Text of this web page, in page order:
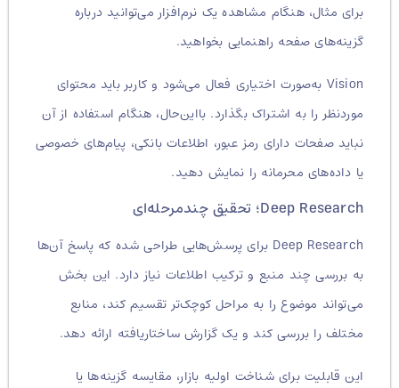
برای مثال، هنگام مشاهده یک نرم‌افزار می‌توانید درباره
گزینه‌های صفحه راهنمایی بخواهید.
Vision به‌صورت اختیاری فعال می‌شود و کاربر باید محتوای
موردنظر را به اشتراک بگذارد. بااین‌حال، هنگام استفاده از آن
نباید صفحات دارای رمز عبور، اطلاعات بانکی، پیام‌های خصوصی
یا داده‌های محرمانه را نمایش دهید.
Deep Research؛ تحقیق چندمرحله‌ای
Deep Research برای پرسش‌هایی طراحی شده که پاسخ آن‌ها
به بررسی چند منبع و ترکیب اطلاعات نیاز دارد. این بخش
می‌تواند موضوع را به مراحل کوچک‌تر تقسیم کند، منابع
مختلف را بررسی کند و یک گزارش ساختاریافته ارائه دهد.
این قابلیت برای شناخت اولیه بازار، مقایسه گزینه‌ها یا